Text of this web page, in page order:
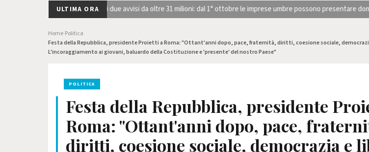
ULTIMA ORA
STEP, pubblicati i due avvisi da oltre 31 milioni: dal 1° ottobre le imprese umbre possono presentare domanda.
Home Politica
Festa della Repubblica, presidente Proietti a Roma: "Ottant'anni dopo, pace, fraternità, diritti, coesione sociale,
L'incoraggiamento ai giovani, baluardo della Costituzione e 'presente' del nostro Paese"
POLITICA
Festa della Repubblica, presidente
Roma: "Ottant'anni dopo, pace,
diritti, coesione sociale, democrazia e